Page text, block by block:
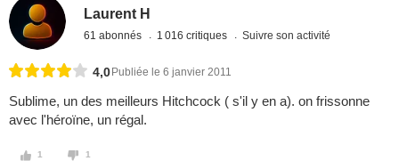
Laurent H
61 abonnés 1 016 critiques Suivre son activité
4,0 Publiée le 6 janvier 2011
Sublime, un des meilleurs Hitchcock ( s'il y en a). on frissonne
avec l'héroïne, un régal.
1 1